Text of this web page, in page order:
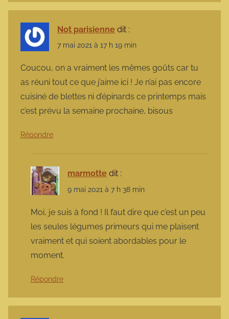
Not parisienne dit :
7 mai 2021 à 17 h 19 min
Coucou, on a vraiment les mêmes goûts car tu
as réuni tout ce que j’aime ici ! Je n’ai pas encore
cuisiné de blettes ni d’épinards ce printemps mais
c’est prévu la semaine prochaine, bisous
Répondre
marmotte dit :
9 mai 2021 à 7 h 38 min
Moi, je suis à fond ! Il faut dire que c’est un peu
les seules légumes primeurs qui me plaisent
vraiment et qui soient abordables pour le
moment.
Répondre